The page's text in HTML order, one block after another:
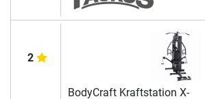
2
BodyCraft Kraftstation X-